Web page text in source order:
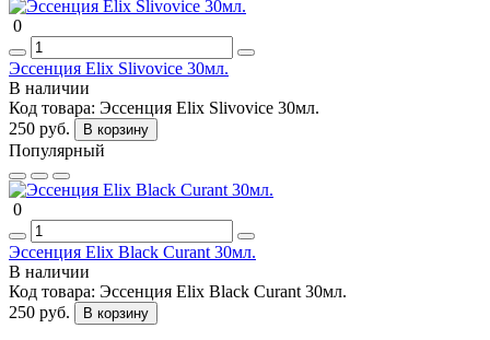
0
Эссенция Elix Slivovice 30мл.
В наличии
Код товара: Эссенция Elix Slivovice 30мл.
250 руб.
В корзину
Популярный
0
Эссенция Elix Black Curant 30мл.
В наличии
Код товара: Эссенция Elix Black Curant 30мл.
250 руб.
В корзину